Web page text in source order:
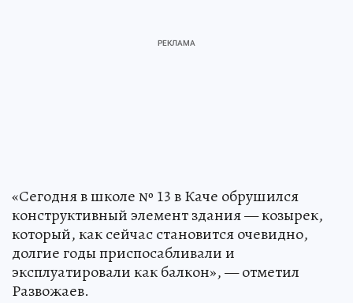
«Сегодня в школе № 13 в Каче обрушился
конструктивный элемент здания — козырек,
который, как сейчас становится очевидно,
долгие годы приспосабливали и
эксплуатировали как балкон», — отметил
Развожаев.